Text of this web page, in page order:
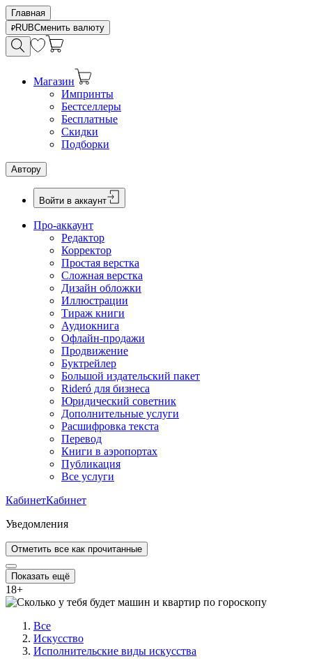
Главная
RUBСменить валюту
Магазин
Импринты
Бестселлеры
Бесплатные
Скидки
Подборки
Автору
Войти в аккаунт
Про-аккаунт
Редактор
Корректор
Простая верстка
Сложная верстка
Дизайн обложки
Иллюстрации
Тираж книги
Аудиокнига
Офлайн-продажи
Продвижение
Буктрейлер
Большой издательский пакет
Rideró для бизнеса
Юридический советник
Дополнительные услуги
Расшифровка текста
Перевод
Книги в аэропортах
Публикация
Все услуги
КабинетКабинет
Уведомления
Отметить все как прочитанные
Показать ещё
18+
Все
Искусство
Исполнительские виды искусства